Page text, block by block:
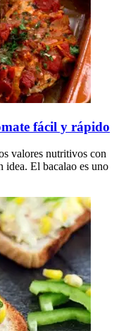
fácil y rápido
valores nutritivos con
idea. El bacalao es uno